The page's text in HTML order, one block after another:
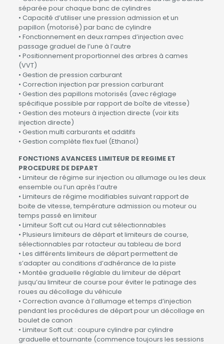
séparée pour chaque banc de cylindres
• Capacité d’utiliser une pression admission et un
papillon (motorisé) par banc de cylindre
• Fonctionnement en deux rampes d’injection avec
passage graduel de l’une à l’autre
• Positionnement proportionnel des arbres à cames
(VVT)
• Gestion de pression carburant
• Correction injection par pression carburant
• Gestion des papillons motorisés (avec réglage
spécifique possible par rapport de boîte de vitesse)
• Gestion des moteurs à injection directe (voir kits
injection directe)
• Gestion multi carburants et additifs
• Gestion complète flex fuel (Ethanol)
FONCTIONS AVANCEES LIMITEUR DE REGIME ET
PROCEDURE DE DEPART
• Limiteur de régime sur injection ou allumage ou les deux
ensemble ou l’un après l’autre
• Limiteurs de régime modifiables suivant rapport de
boite de vitesse, température admission ou moteur ou
temps passé en limiteur
• Limiteur Soft cut ou Hard cut sélectionnables
• Plusieurs limiteurs de départ et limiteurs de course,
sélectionnables par rotacteur au tableau de bord
• Les différents limiteurs de départ permettent de
s’adapter au conditions d’adhérance de la piste
• Montée graduelle réglable du limiteur de départ
jusqu’au limiteur de course pour éviter le patinage des
roues au décollage du véhicule
• Correction avance à l’allumage et temps d’injection
pendant les procédures de départ pour un décollage en
boulet de canon
• Limiteur Soft cut : coupure cylindre par cylindre
graduelle et tournante (commence toujours les sessions